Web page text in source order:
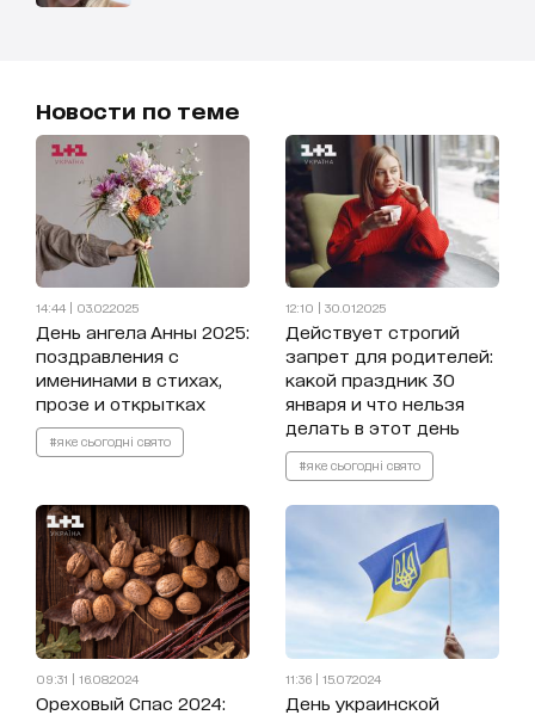
Новости по теме
14:44 | 03.02.2025
День ангела Анны 2025:
поздравления с
именинами в стихах,
прозе и открытках
#яке сьогодні свято
12:10 | 30.01.2025
Действует строгий
запрет для родителей:
какой праздник 30
января и что нельзя
делать в этот день
#яке сьогодні свято
09:31 | 16.08.2024
Ореховый Спас 2024:
11:36 | 15.07.2024
День украинской